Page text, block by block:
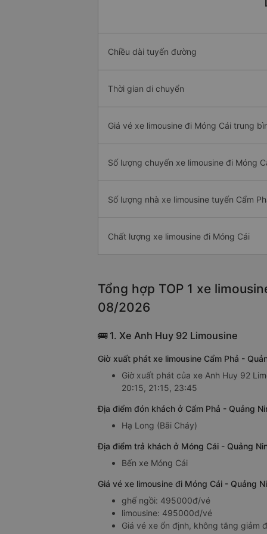
Chiều dài tuyến đường
Thời gian di chuyển
Giá vé xe limousine đi Móng Cái trung
Số lượng chuyến xe limousine đi Móng
Số lượng nhà xe limousine tuyến Cẩm
Chất lượng xe limousine đi Móng Cái
Tổng hợp TOP 1 xe
08/2026
🚌 1. Xe Anh Huy 92 Limousine
Giờ xuất phát xe limousine Cẩm Phả -
Giờ xuất phát của xe Anh Huy 92
20:15, 21:15, 23:45
Địa điểm đón khách ở Cẩm Phả - Quảng
Hạ Long (Bãi Cháy)
Địa điểm trả khách ở Móng Cái - Quảng
Bến xe Móng Cái
Giá vé xe limousine đi Móng Cái - Quảng
ghế ngồi: 495000đ/vé
limousine: 495000đ/vé
Giá vé xe ổn định, không tăng giảm